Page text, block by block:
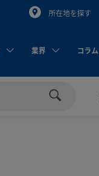
所在地を探す
業界 コラム